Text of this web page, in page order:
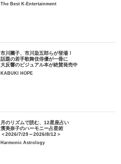
The Best K-Entertainment
市川團子、市川染五郎らが登場！
話題の若手歌舞伎俳優が一冊に
大反響のビジュアル本が絶賛発売中
KABUKI HOPE
月のリズムで読む、12星座占い
濱美奈子のハーモニー占星術
＜2026/7/29～2026/8/12＞
Harmonic Astrology